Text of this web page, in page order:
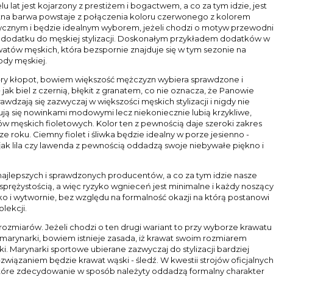
lat jest kojarzony z prestiżem i bogactwem, a co za tym idzie, jest
barwa powstaje z połączenia koloru czerwonego z kolorem
i będzie idealnym wyborem, jeżeli chodzi o motyw przewodni
do męskiej stylizacji. Doskonałym przykładem dodatków w
męskich, która bezspornie znajduje się w tym sezonie na
męskiej.
kłopot, bowiem większość mężczyzn wybiera sprawdzone i
biel z czernią, błękit z granatem, co nie oznacza, że Panowie
się zazwyczaj w większości męskich stylizacji i nigdy nie
się nowinkami modowymi lecz niekoniecznie lubią krzykliwe,
męskich fioletowych. Kolor ten z pewnością daje szeroki zakres
roku. Ciemny fiolet i śliwka będzie idealny w porze jesienno -
lila czy lawenda z pewnością oddadzą swoje niebywałe piękno i
i sprawdzonych producentów, a co za tym idzie nasze
a więc ryzyko wgnieceń jest minimalne i każdy noszący
i wytwornie, bez względu na formalność okazji na którą postanowi
Jeżeli chodzi o ten drugi wariant to przy wyborze krawatu
bowiem istnieje zasada, iż krawat swoim rozmiarem
Marynarki sportowe ubierane zazwyczaj do stylizacji bardziej
będzie krawat wąski - śledź. W kwestii strojów oficjalnych
zdecydowanie w sposób należyty oddadzą formalny charakter